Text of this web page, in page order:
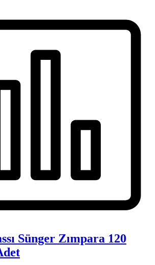
Sünger Zımpara 120